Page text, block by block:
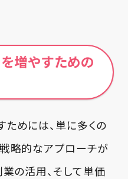
増やすための
めには、単に多くの
略的なアプローチが
業の活用、そして単価